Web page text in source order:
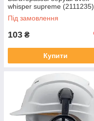
whisper supreme (2111235)
Під замовлення
103 ₴
Купити